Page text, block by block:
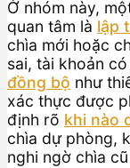
Ở nhóm này,
quan tâm là lập
chìa mới hoặc
sai, tài khoản
đồng bộ như
xác thực được
định rõ khi nào
chìa dự phòng,
nghi ngờ chìa